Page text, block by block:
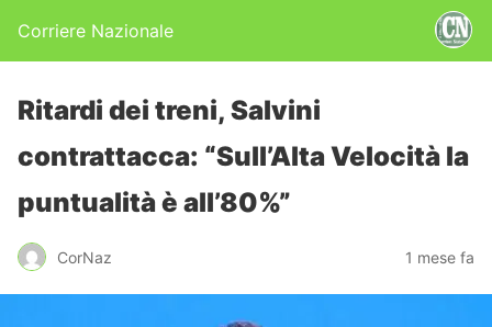
Corriere Nazionale
Ritardi dei treni, Salvini
contrattacca: “Sull’Alta Velocità la
puntualità è all’80%”
CorNaz 1 mese fa